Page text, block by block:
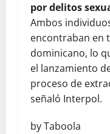
por delitos
Ambos
encontraban en
dominicano, lo
el lanzamiento
proceso de
señaló Interpol.
by Taboola